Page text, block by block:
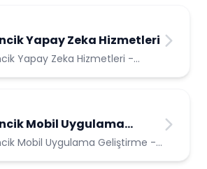
Yapay Zeka Hizmetleri
Yapay Zeka Hizmetleri -
Mobil Uygulama
Mobil Uygulama Geliştirme -